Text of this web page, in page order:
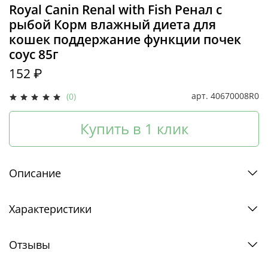
(0) арт. 40670008R0
Royal Canin Renal with Fish Ренал с
рыбой Корм влажный диета для
кошек поддержание функции почек
соус 85г
152 ₽
Купить в 1 клик
Описание
Характеристики
Отзывы